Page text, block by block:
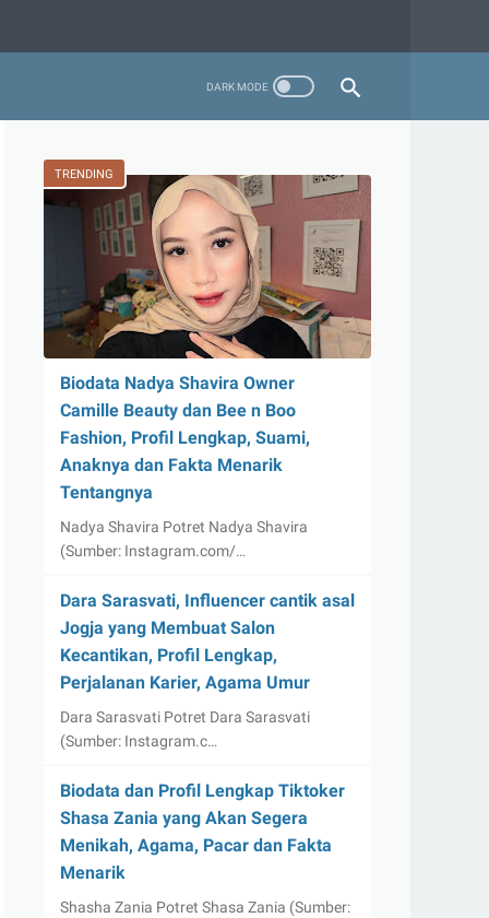
TRENDING
Biodata Nadya Shavira Owner
Camille Beauty dan Bee n Boo
Fashion, Profil Lengkap, Suami,
Anaknya dan Fakta Menarik
Tentangnya
Nadya Shavira Potret Nadya Shavira
(Sumber: Instagram.com/…
Dara Sarasvati, Influencer cantik asal
Jogja yang Membuat Salon
Kecantikan, Profil Lengkap,
Perjalanan Karier, Agama Umur
Dara Sarasvati Potret Dara Sarasvati
(Sumber: Instagram.c…
Biodata dan Profil Lengkap Tiktoker
Shasa Zania yang Akan Segera
Menikah, Agama, Pacar dan Fakta
Menarik
Shasha Zania Potret Shasa Zania (Sumber: